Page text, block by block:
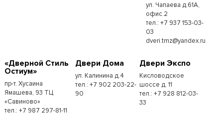
ул. Чапаева д.61А,
офис.2
тел.: +7 937 153-03-
03
dveri.tmz@yandex.ru
«Дверной Стиль
Остиум»
пр-т. Хусаина
Ямашева, 93 ТЦ
«Савиново»
тел.: +7 987 297-81-11
Двери Дома
ул. Калинина д.4
тел.: +7 902 203-22-
90
Двери Экспо
Кисловодское
шоссе д. 11
тел.: +7 928 812-03-
33